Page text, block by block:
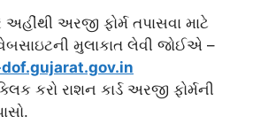
અરજી ફોર્મ તપાસવા માટે
મુલાકાત લેવી જોઈએ –
કરો રાશન કાર્ડ અરજી ફોર્મની